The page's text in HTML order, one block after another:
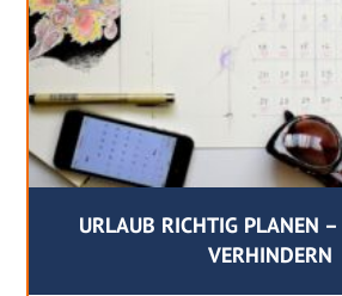
URLAUB RICHTIG PLANEN –
VERHINDERN